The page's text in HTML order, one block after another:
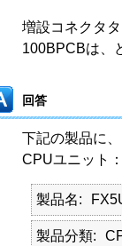
増設コネクタ
100BPCBは、
回答
下記の製品に
CPUユニット
製品名
製品分類